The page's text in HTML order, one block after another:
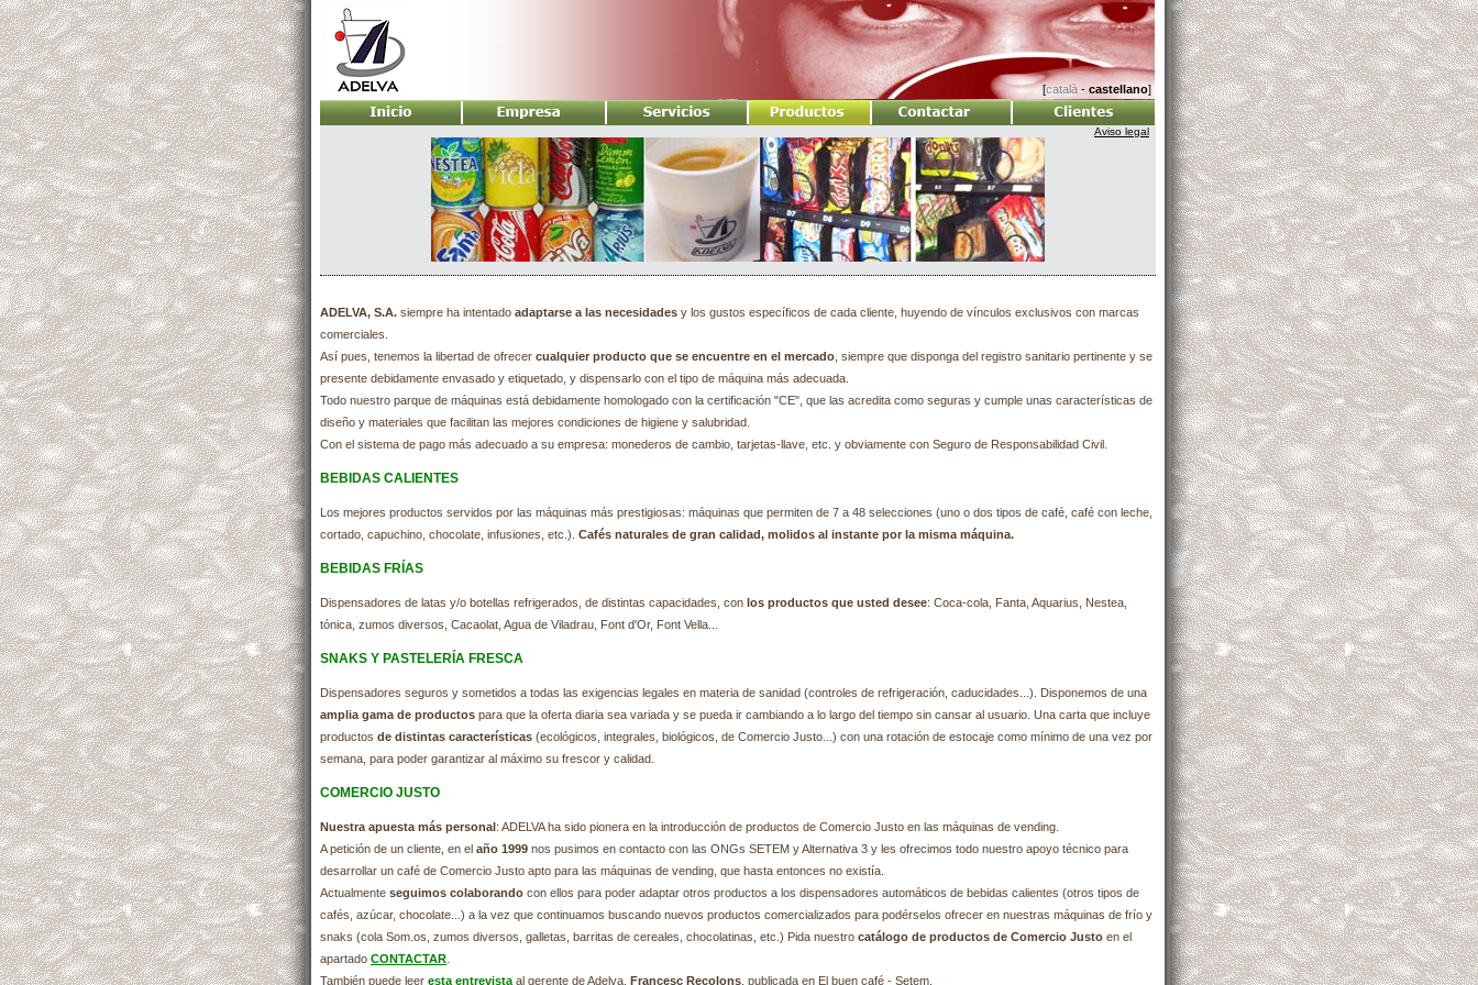
[català - castellano]
Aviso legal
ADELVA, S.A. siempre ha intentado adaptarse a las necesidades y los gustos específicos de cada cliente, huyendo de vínculos exclusivos con marcas
comerciales.
Así pues, tenemos la libertad de ofrecer cualquier producto que se encuentre en el mercado , siempre que disponga del registro sanitario pertinente y se
presente debidamente envasado y etiquetado, y dispensarlo con el tipo de máquina más adecuada.
Todo nuestro parque de máquinas está debidamente homologado con la certificación "CE", que las acredita como seguras y cumple unas características de
diseño y materiales que facilitan las mejores condiciones de higiene y salubridad.
Con el sistema de pago más adecuado a su empresa: monederos de cambio, tarjetas-llave, etc. y obviamente con Seguro de Responsabilidad Civil.
BEBIDAS CALIENTES
Los mejores productos servidos por las máquinas más prestigiosas: máquinas que permiten de 7 a 48 selecciones (uno o dos tipos de café, café con leche,
cortado, capuchino, chocolate, infusiones, etc.). Cafés naturales de gran calidad, molidos al instante por la misma máquina.
BEBIDAS FRÍAS
Dispensadores de latas y/o botellas refrigerados, de distintas capacidades, con los productos que usted desee: Coca-cola, Fanta, Aquarius, Nestea,
tónica, zumos diversos, Cacaolat, Agua de Viladrau, Font d'Or, Font Vella...
SNAKS Y PASTELERÍA FRESCA
Dispensadores seguros y sometidos a todas las exigencias legales en materia de sanidad (controles de refrigeración, caducidades...). Disponemos de una
amplia gama de productos para que la oferta diaria sea variada y se pueda ir cambiando a lo largo del tiempo sin cansar al usuario. Una carta que incluye
productos de distintas características (ecológicos, integrales, biológicos, de Comercio Justo...) con una rotación de estocaje como mínimo de una vez por
semana, para poder garantizar al máximo su frescor y calidad.
COMERCIO JUSTO
Nuestra apuesta más personal: ADELVA ha sido pionera en la introducción de productos de Comercio Justo en las máquinas de vending.
A petición de un cliente, en el año 1999 nos pusimos en contacto con las ONGs SETEM y Alternativa 3 y les ofrecimos todo nuestro apoyo técnico para
desarrollar un café de Comercio Justo apto para las máquinas de vending, que hasta entonces no existía.
Actualmente seguimos colaborando con ellos para poder adaptar otros productos a los dispensadores automáticos de bebidas calientes (otros tipos de
cafés, azúcar, chocolate...) a la vez que continuamos buscando nuevos productos comercializados para podérselos ofrecer en nuestras máquinas de frío y
snaks (cola Som.os, zumos diversos, galletas, barritas de cereales, chocolatinas, etc.) Pida nuestro catálogo de productos de Comercio Justo en el
apartado CONTACTAR
También puede leer esta entrevista al gerente de Adelva, Francesc Recolons , publicada en El buen café - Setem.